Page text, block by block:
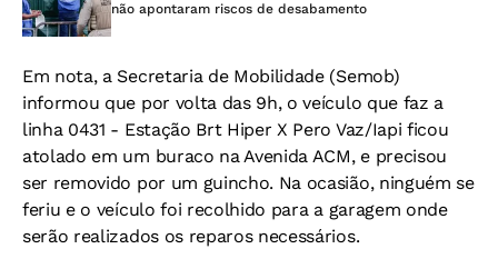
não apontaram riscos de desabamento
Em nota, a Secretaria de Mobilidade (Semob)
informou que por volta das 9h, o veículo que faz a
linha 0431 - Estação Brt Hiper X Pero Vaz/Iapi ficou
atolado em um buraco na Avenida ACM, e precisou
ser removido por um guincho. Na ocasião, ninguém se
feriu e o veículo foi recolhido para a garagem onde
serão realizados os reparos necessários.